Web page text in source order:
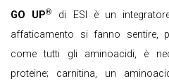
GO UP®
di ESI è un
affaticamento si fanno sentire,
come tutti gli aminoacidi, è
proteine; carnitina, un